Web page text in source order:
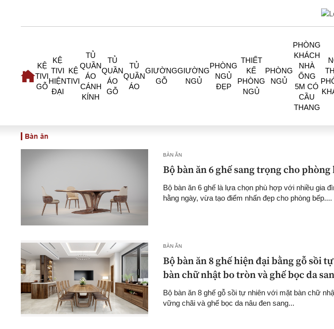
KỆ
TIVI
GỖ
KỆ
TIVI
HIỆN
ĐẠI
KỆ
TIVI
TỦ
QUẦN
ÁO
CÁNH
KÍNH
TỦ
QUẦN
ÁO
GỖ
TỦ
QUẦN
ÁO
GIƯỜNG
GỖ
GIƯỜNG
NGỦ
PHÒNG
NGỦ
ĐẸP
THIẾT
KẾ
PHÒNG
NGỦ
PHÒNG
NGỦ
PHÒNG
KHÁCH
NHÀ
ỐNG
5M CÓ
CẦU
THANG
Bàn ăn
BÀN ĂN
Bộ bàn ăn 6 ghế sang trọng cho
Bộ bàn ăn 6 ghế là lựa chọn phù hợp với nhiều gia
hằng ngày, vừa tạo điểm nhấn đẹp cho phòng bếp....
BÀN ĂN
Bộ bàn ăn 8 ghế hiện đại bằng gỗ sồi
bàn chữ nhật bo tròn và ghế bọc da
Bộ bàn ăn 8 ghế gỗ sồi tự nhiên với mặt bàn chữ
vững chãi và ghế bọc da nâu đen sang...